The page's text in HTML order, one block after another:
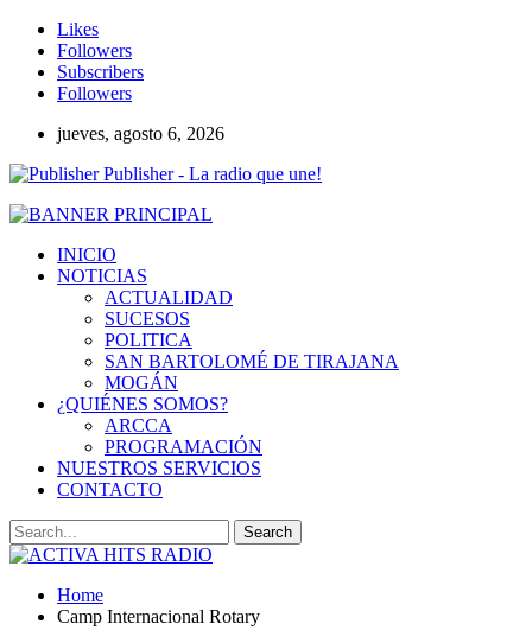
Likes
Followers
Subscribers
Followers
jueves, agosto 6, 2026
Publisher - La radio que une!
INICIO
NOTICIAS
ACTUALIDAD
SUCESOS
POLITICA
SAN BARTOLOMÉ DE TIRAJANA
MOGÁN
¿QUIÉNES SOMOS?
ARCCA
PROGRAMACIÓN
NUESTROS SERVICIOS
CONTACTO
Home
Camp Internacional Rotary